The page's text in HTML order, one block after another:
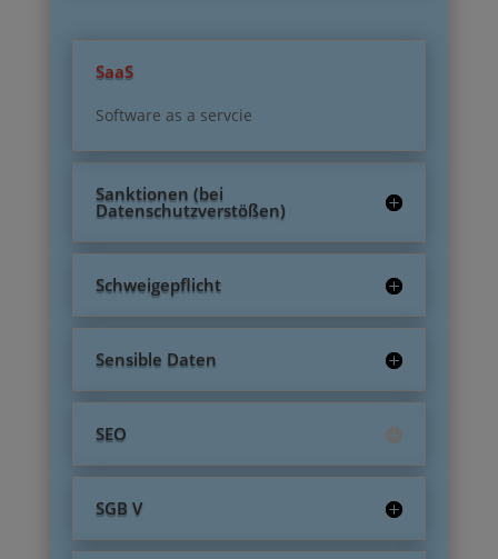
SaaS
Software as a servcie
Sanktionen (bei
Datenschutzverstößen)
Schweigepflicht
Sensible Daten
SEO
SGB V